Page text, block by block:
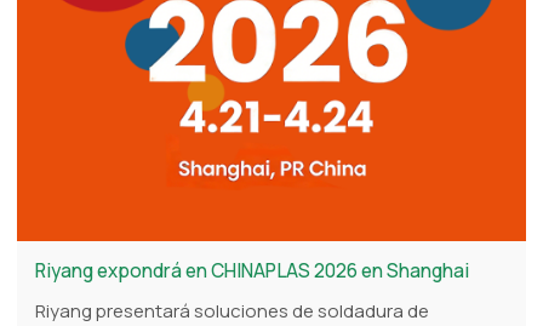
Riyang expondrá en CHINAPLAS 2026 en Shanghai
Riyang presentará soluciones de soldadura de